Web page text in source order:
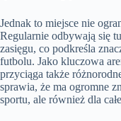
Jednak to miejsce nie
Regularnie odbywają się
zasięgu, co podkreśla
futbolu. Jako kluczowa
przyciąga także
sprawia, że ma ogromne
sportu, ale również dla